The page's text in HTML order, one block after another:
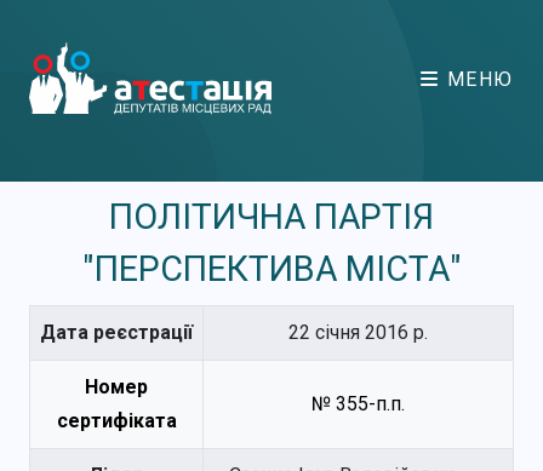
МЕНЮ
ПОЛІТИЧНА ПАРТІЯ
"ПЕРСПЕКТИВА МІСТА"
Дата реєстрації 22 січня 2016 р.
Номер
сертифіката
№ 355-п.п.